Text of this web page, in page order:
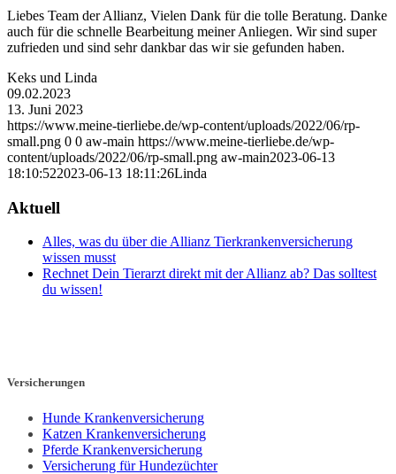
Liebes Team der Allianz, Vielen Dank für die tolle Beratung. Danke
auch für die schnelle Bearbeitung meiner Anliegen. Wir sind super
zufrieden und sind sehr dankbar das wir sie gefunden haben.
Keks und Linda
09.02.2023
13. Juni 2023
https://www.meine-tierliebe.de/wp-content/uploads/2022/06/rp-
small.png 0 0 aw-main https://www.meine-tierliebe.de/wp-
content/uploads/2022/06/rp-small.png aw-main2023-06-13
18:10:522023-06-13 18:11:26Linda
Aktuell
Alles, was du über die Allianz Tierkrankenversicherung
wissen musst
Rechnet Dein Tierarzt direkt mit der Allianz ab? Das solltest
du wissen!
Versicherungen
Hunde Krankenversicherung
Katzen Krankenversicherung
Pferde Krankenversicherung
Versicherung für Hundezüchter